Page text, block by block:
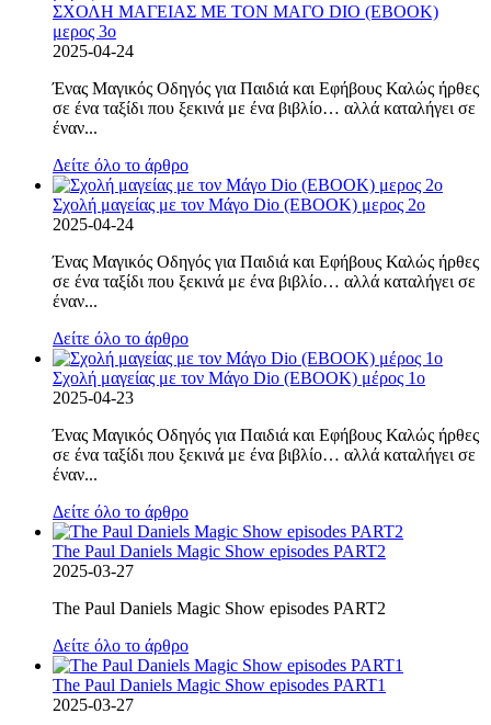
ΣΧΟΛΗ ΜΑΓΕΙΑΣ ΜΕ ΤΟΝ ΜΑΓΟ DIO (EBOOK)
μερος 3ο
2025-04-24
Ένας Μαγικός Οδηγός για Παιδιά και Εφήβους Καλώς ήρθες
σε ένα ταξίδι που ξεκινά με ένα βιβλίο… αλλά καταλήγει σε
έναν...
Δείτε όλο το άρθρο
Σχολή μαγείας με τον Μάγο Dio (EBOOK) μερος 2ο
2025-04-24
Ένας Μαγικός Οδηγός για Παιδιά και Εφήβους Καλώς ήρθες
σε ένα ταξίδι που ξεκινά με ένα βιβλίο… αλλά καταλήγει σε
έναν...
Δείτε όλο το άρθρο
Σχολή μαγείας με τον Μάγο Dio (EBOOK) μέρος 1ο
2025-04-23
Ένας Μαγικός Οδηγός για Παιδιά και Εφήβους Καλώς ήρθες
σε ένα ταξίδι που ξεκινά με ένα βιβλίο… αλλά καταλήγει σε
έναν...
Δείτε όλο το άρθρο
The Paul Daniels Magic Show episodes PART2
2025-03-27
The Paul Daniels Magic Show episodes PART2
Δείτε όλο το άρθρο
The Paul Daniels Magic Show episodes PART1
2025-03-27